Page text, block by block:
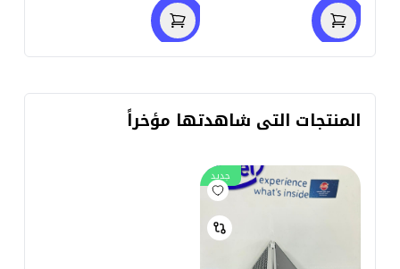
استعمال خارج
انتل يو اتش دي
بوصة - كاميرا) استعمال
المنتجات التى شاهدتها مؤخراً
جديد